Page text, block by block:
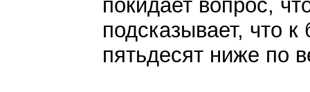
покидает вопрос,
подсказывает, что
пятьдесят ниже по